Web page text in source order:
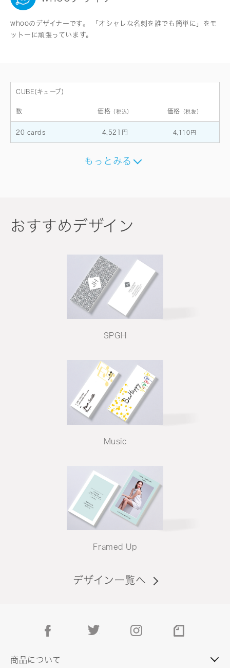
whooのデザイナーです。 「オシャレな名刺を誰でも簡単に」をモ
ットーに頑張っています。
CUBE(キューブ)
数 価格 （税込） 価格 （税抜）
20 cards 4,521円 4,110円
もっとみる
おすすめデザイン
SPGH
Music
Framed Up
デザイン一覧へ
facebook instagram
商品について